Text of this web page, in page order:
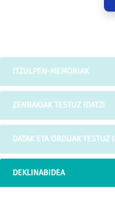
ITZULPEN-MEMORIAK
ZENBAKIAK TESTUZ IDATZI
DATAK ETA ORDUAK TESTUZ
DEKLINABIDEA